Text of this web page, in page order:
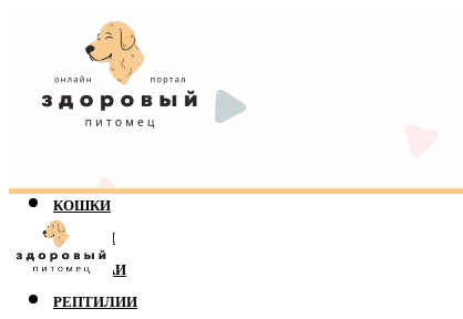
КОШКИ
СОБАКИ
ПОПУГАИ
РЕПТИЛИИ